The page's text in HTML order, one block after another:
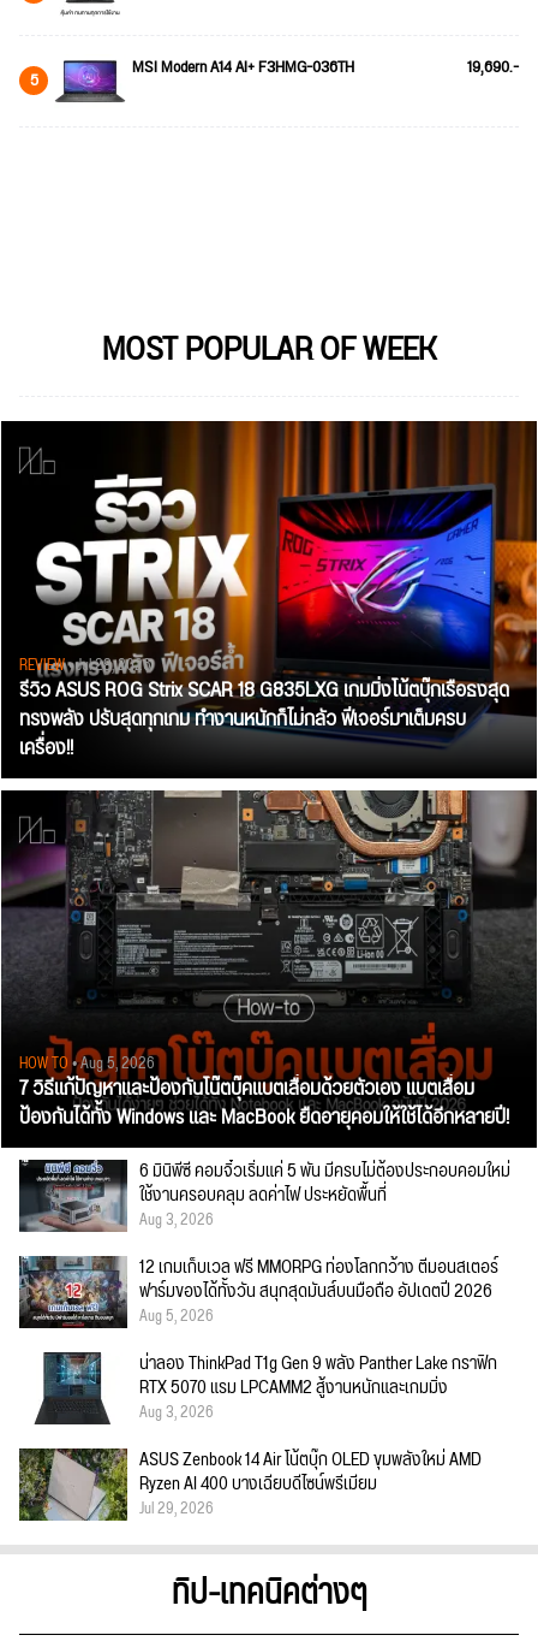
5 MSI Modern A14 AI+ F3HMG-036TH 19,690.-
MOST POPULAR OF WEEK
REVIEW• Jul 28, 2026
รีวิว ASUS ROG Strix SCAR 18 G835LXG เกมมิ่งโน้ตบุ๊กเรือธงสุด
ทรงพลัง ปรับสุดทุกเกม ทำงานหนักก็ไม่กลัว ฟีเจอร์มาเต็มครบ
เครื่อง!!
HOW TO• Aug 5, 2026
7 วิธีแก้ปัญหาและป้องกันโน๊ตบุ๊คแบตเสื่อมด้วยตัวเอง แบตเสื่อม
ป้องกันได้ทั้ง Windows และ MacBook ยืดอายุคอมให้ใช้ได้อีกหลายปี!
6 มินิพีซี คอมจิ๋วเริ่มแค่ 5 พัน มีครบไม่ต้องประกอบคอมใหม่
ใช้งานครอบคลุม ลดค่าไฟ ประหยัดพื้นที่
Aug 3, 2026
12 เกมเก็บเวล ฟรี MMORPG ท่องโลกกว้าง ตีมอนสเตอร์
ฟาร์มของได้ทั้งวัน สนุกสุดมันส์บนมือถือ อัปเดตปี 2026
Aug 5, 2026
น่าลอง ThinkPad T1g Gen 9 พลัง Panther Lake กราฟิก
RTX 5070 แรม LPCAMM2 สู้งานหนักและเกมมิ่ง
Aug 3, 2026
ASUS Zenbook 14 Air โน้ตบุ๊ก OLED ขุมพลังใหม่ AMD
Ryzen AI 400 บางเฉียบดีไซน์พรีเมียม
Jul 29, 2026
ทิป-เทคนิคต่างๆ